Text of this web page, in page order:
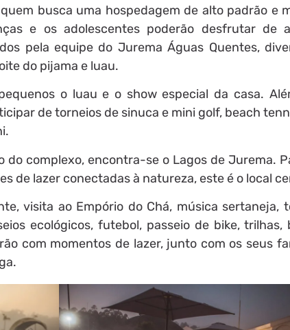
busca uma hospedagem de alto padrão e
e os adolescentes poderão desfrutar de
pela equipe do Jurema Águas Quentes,
do pijama e luau.
o luau e o show especial da casa.
de torneios de sinuca e mini golf, beach
do complexo, encontra-se o Lagos de Jurema.
de lazer conectadas à natureza, este é o local
visita ao Empório do Chá, música sertaneja,
ecológicos, futebol, passeio de bike, trilhas,
com momentos de lazer, junto com os seus